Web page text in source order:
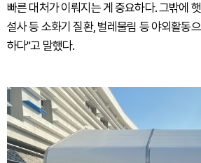
빠른 대처가 이뤄지는 게 중요하다. 그밖에
설사 등 소화기 질환, 벌레물림 등 야외활동
하다"고 말했다.